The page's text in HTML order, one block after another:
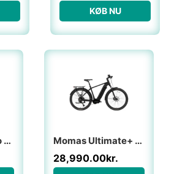
KØB NU
Momas Jason Pro – Hvid – M – Ultra 90 Momas Ultimate+ SUV- L
28,990.00kr.